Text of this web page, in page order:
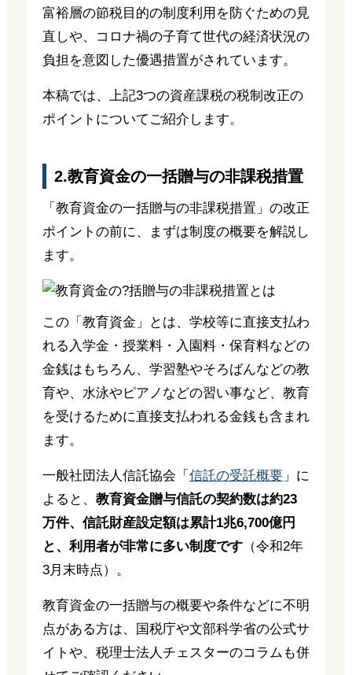
富裕層の節税目的の制度利用を防ぐための見
直しや、コロナ禍の子育て世代の経済状況の
負担を意図した優遇措置がされています。
本稿では、上記3つの資産課税の税制改正の
ポイントについてご紹介します。
2.教育資金の一括贈与の非課税措置
「教育資金の一括贈与の非課税措置」の改正
ポイントの前に、まずは制度の概要を解説し
ます。
この「教育資金」とは、学校等に直接支払わ
れる入学金・授業料・入園料・保育料などの
金銭はもちろん、学習塾やそろばんなどの教
育や、水泳やピアノなどの習い事など、教育
を受けるために直接支払われる金銭も含まれ
ます。
一般社団法人信託協会「 信託の受託概要」に
よると、 教育資金贈与信託の契約数は約23
万件、信託財産設定額は累計1兆6,700億円
と、利用者が非常に多い制度です（令和2年
3月末時点）。
教育資金の一括贈与の概要や条件などに不明
点がある方は、国税庁や文部科学省の公式サ
イトや、税理士法人チェスターのコラムも併